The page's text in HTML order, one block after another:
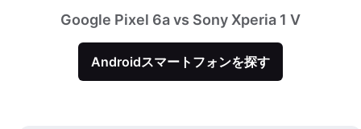
Google Pixel 6a vs Sony Xperia 1 V
Androidスマートフォンを探す